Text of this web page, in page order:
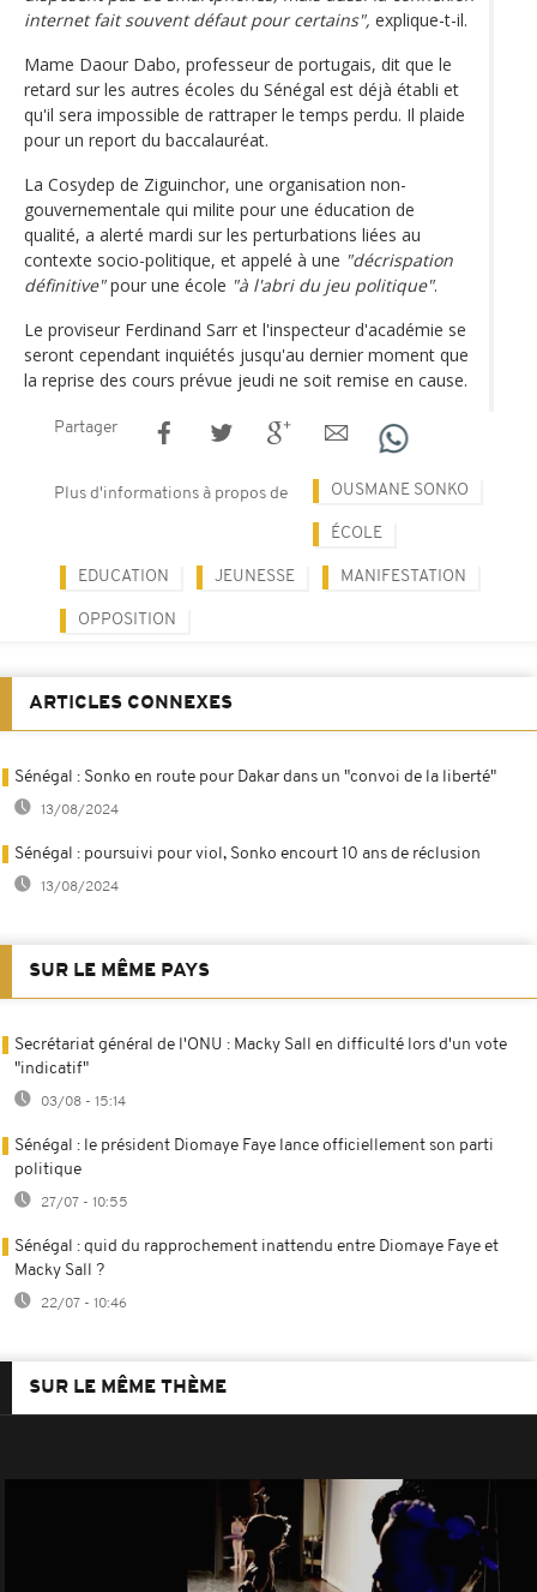
internet fait souvent défaut pour certains", explique-t-il.
Mame Daour Dabo, professeur de portugais, dit que le
retard sur les autres écoles du Sénégal est déjà établi et
qu'il sera impossible de rattraper le temps perdu. Il plaide
pour un report du baccalauréat.
La Cosydep de Ziguinchor, une organisation non-
gouvernementale qui milite pour une éducation de
qualité, a alerté mardi sur les perturbations liées au
contexte socio-politique, et appelé à une "décrispation
définitive"pour une école "à l'abri du jeu politique".
Le proviseur Ferdinand Sarr et l'inspecteur d'académie se
seront cependant inquiétés jusqu'au dernier moment que
la reprise des cours prévue jeudi ne soit remise en cause.
Partager
Plus d'informations à propos de OUSMANE SONKO
ÉCOLE
EDUCATION JEUNESSE MANIFESTATION
OPPOSITION
ARTICLES CONNEXES
Sénégal : Sonko en route pour Dakar dans un "convoi de la liberté"
13/08/2024
Sénégal : poursuivi pour viol, Sonko encourt 10 ans de réclusion
13/08/2024
SUR LE MÊME PAYS
Secrétariat général de l'ONU : Macky Sall en difficulté lors d'un vote
"indicatif"
03/08 - 15:14
Sénégal : le président Diomaye Faye lance officiellement son parti
politique
27/07 - 10:55
Sénégal : quid du rapprochement inattendu entre Diomaye Faye et
Macky Sall ?
22/07 - 10:46
SUR LE MÊME THÈME